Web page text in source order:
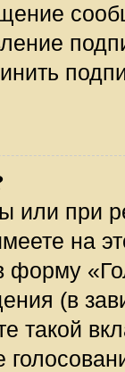
или при
на
форму
(в
такой